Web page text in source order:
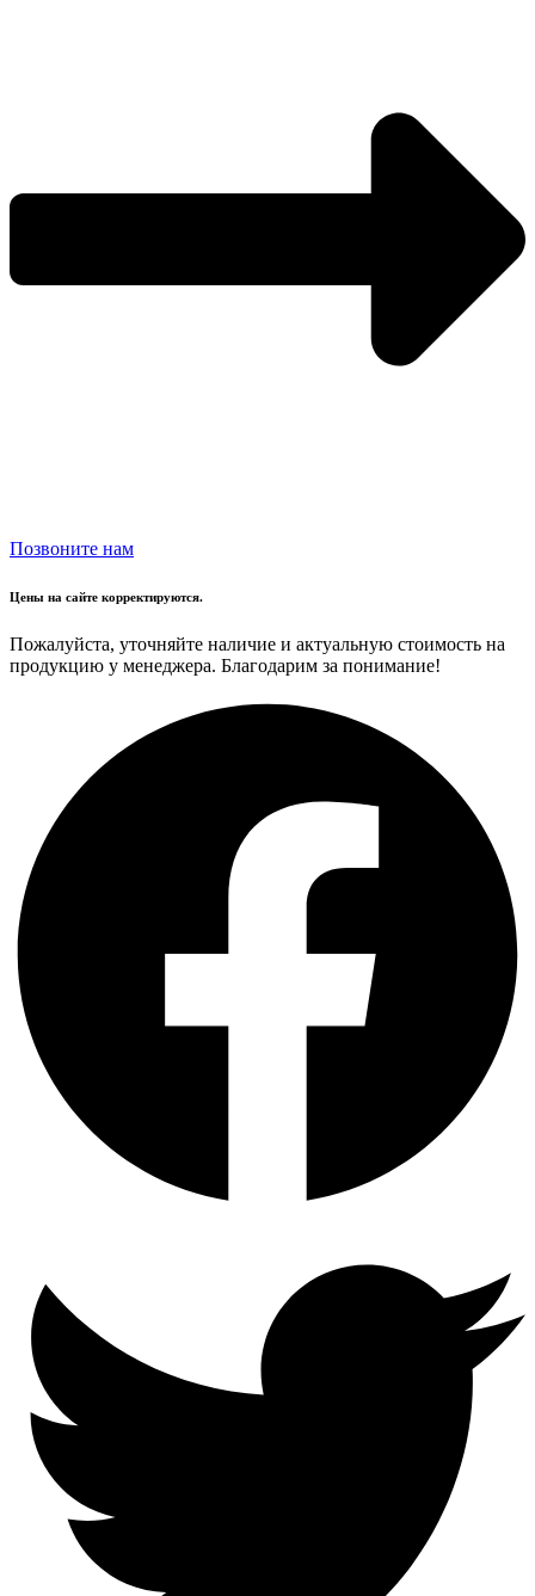
Позвоните нам
Цены на сайте корректируются.
Пожалуйста, уточняйте наличие и актуальную стоимость на
продукцию у менеджера. Благодарим за понимание!